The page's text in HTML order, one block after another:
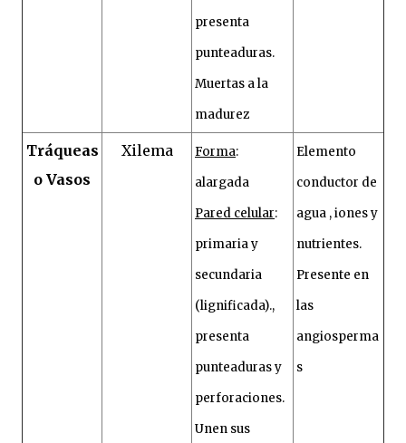
presenta
punteaduras.
Muertas a la
madurez
Tráqueas
o Vasos
Xilema Forma:
alargada
Pared celular:
primaria y
secundaria
(lignificada).,
presenta
punteaduras y
perforaciones.
Unen sus
Elemento
conductor de
agua , iones y
nutrientes.
Presente en
las
angiosperma
s